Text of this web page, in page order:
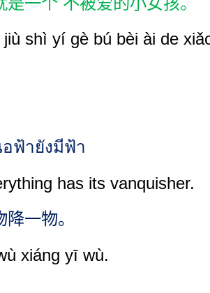
shì yí gè bú bèi ài de
อฟ้ายังมีฟ้า
has its vanquisher.
降一物。
xiáng yī wù.